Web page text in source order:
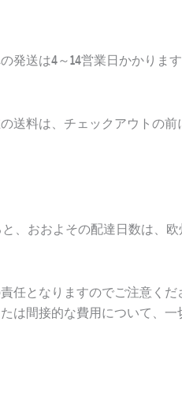
送は4～14営業日かかりま
送料は、チェックアウトの
、おおよその配達日数は、
となりますのでご注意くだ
は間接的な費用について、